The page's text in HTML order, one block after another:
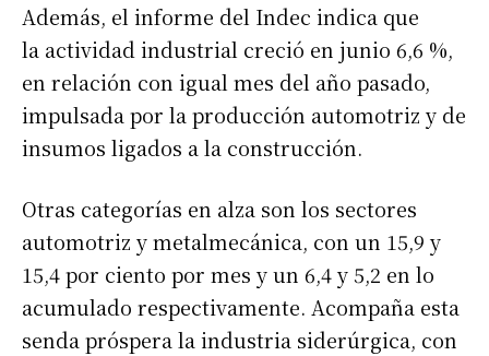
Además, el informe del Indec indica que
la actividad industrial creció en junio 6,6 %,
en relación con igual mes del año pasado,
impulsada por la producción automotriz y de
insumos ligados a la construcción.
Otras categorías en alza son los sectores
automotriz y metalmecánica, con un 15,9 y
15,4 por ciento por mes y un 6,4 y 5,2 en lo
acumulado respectivamente. Acompaña esta
senda próspera la industria siderúrgica, con